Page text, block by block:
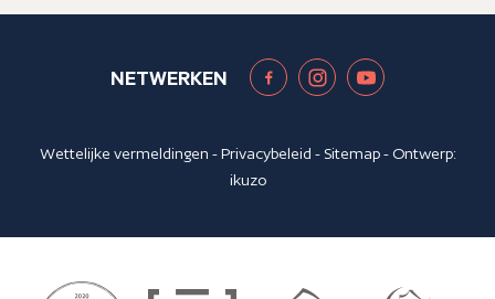
NETWERKEN
Wettelijke vermeldingen -Privacybeleid - Sitemap- Ontwerp:
ikuzo